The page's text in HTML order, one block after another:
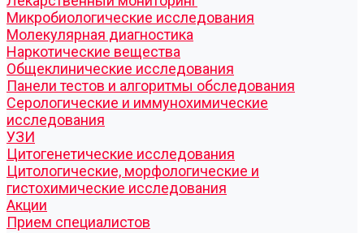
Микробиологические исследования
Молекулярная диагностика
Наркотические вещества
Общеклинические исследования
Панели тестов и алгоритмы обследования
Серологические и иммунохимические
исследования
УЗИ
Цитогенетические исследования
Цитологические, морфологические и
гистохимические исследования
Акции
Прием специалистов